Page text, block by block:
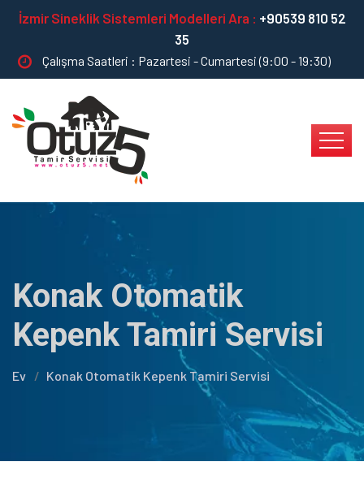
İzmir Sineklik Sistemleri Modelleri Ara : +90539 810 52
35
Çalışma Saatleri : Pazartesi - Cumartesi (9:00 - 19:30)
Konak Otomatik
Kepenk Tamiri Servisi
Ev Konak Otomatik Kepenk Tamiri Servisi